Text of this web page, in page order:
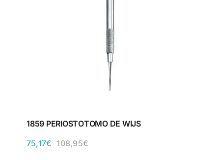
1859 PERIOSTOTOMO DE WIJS
108,95€El
75,17€
El